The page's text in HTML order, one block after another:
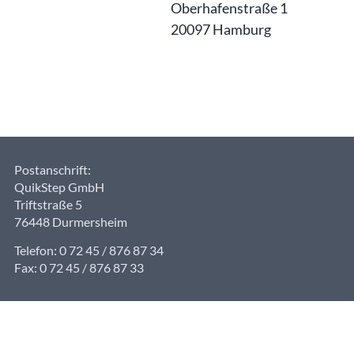
Oberhafenstraße 1
20097 Hamburg
Postanschrift:
QuikStep GmbH
Triftstraße 5
76448 Durmersheim
Telefon: 0 72 45 / 876 87 34
Fax: 0 72 45 / 876 87 33